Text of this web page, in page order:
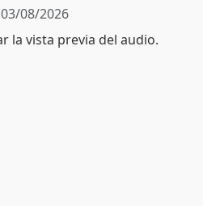
03/08/2026